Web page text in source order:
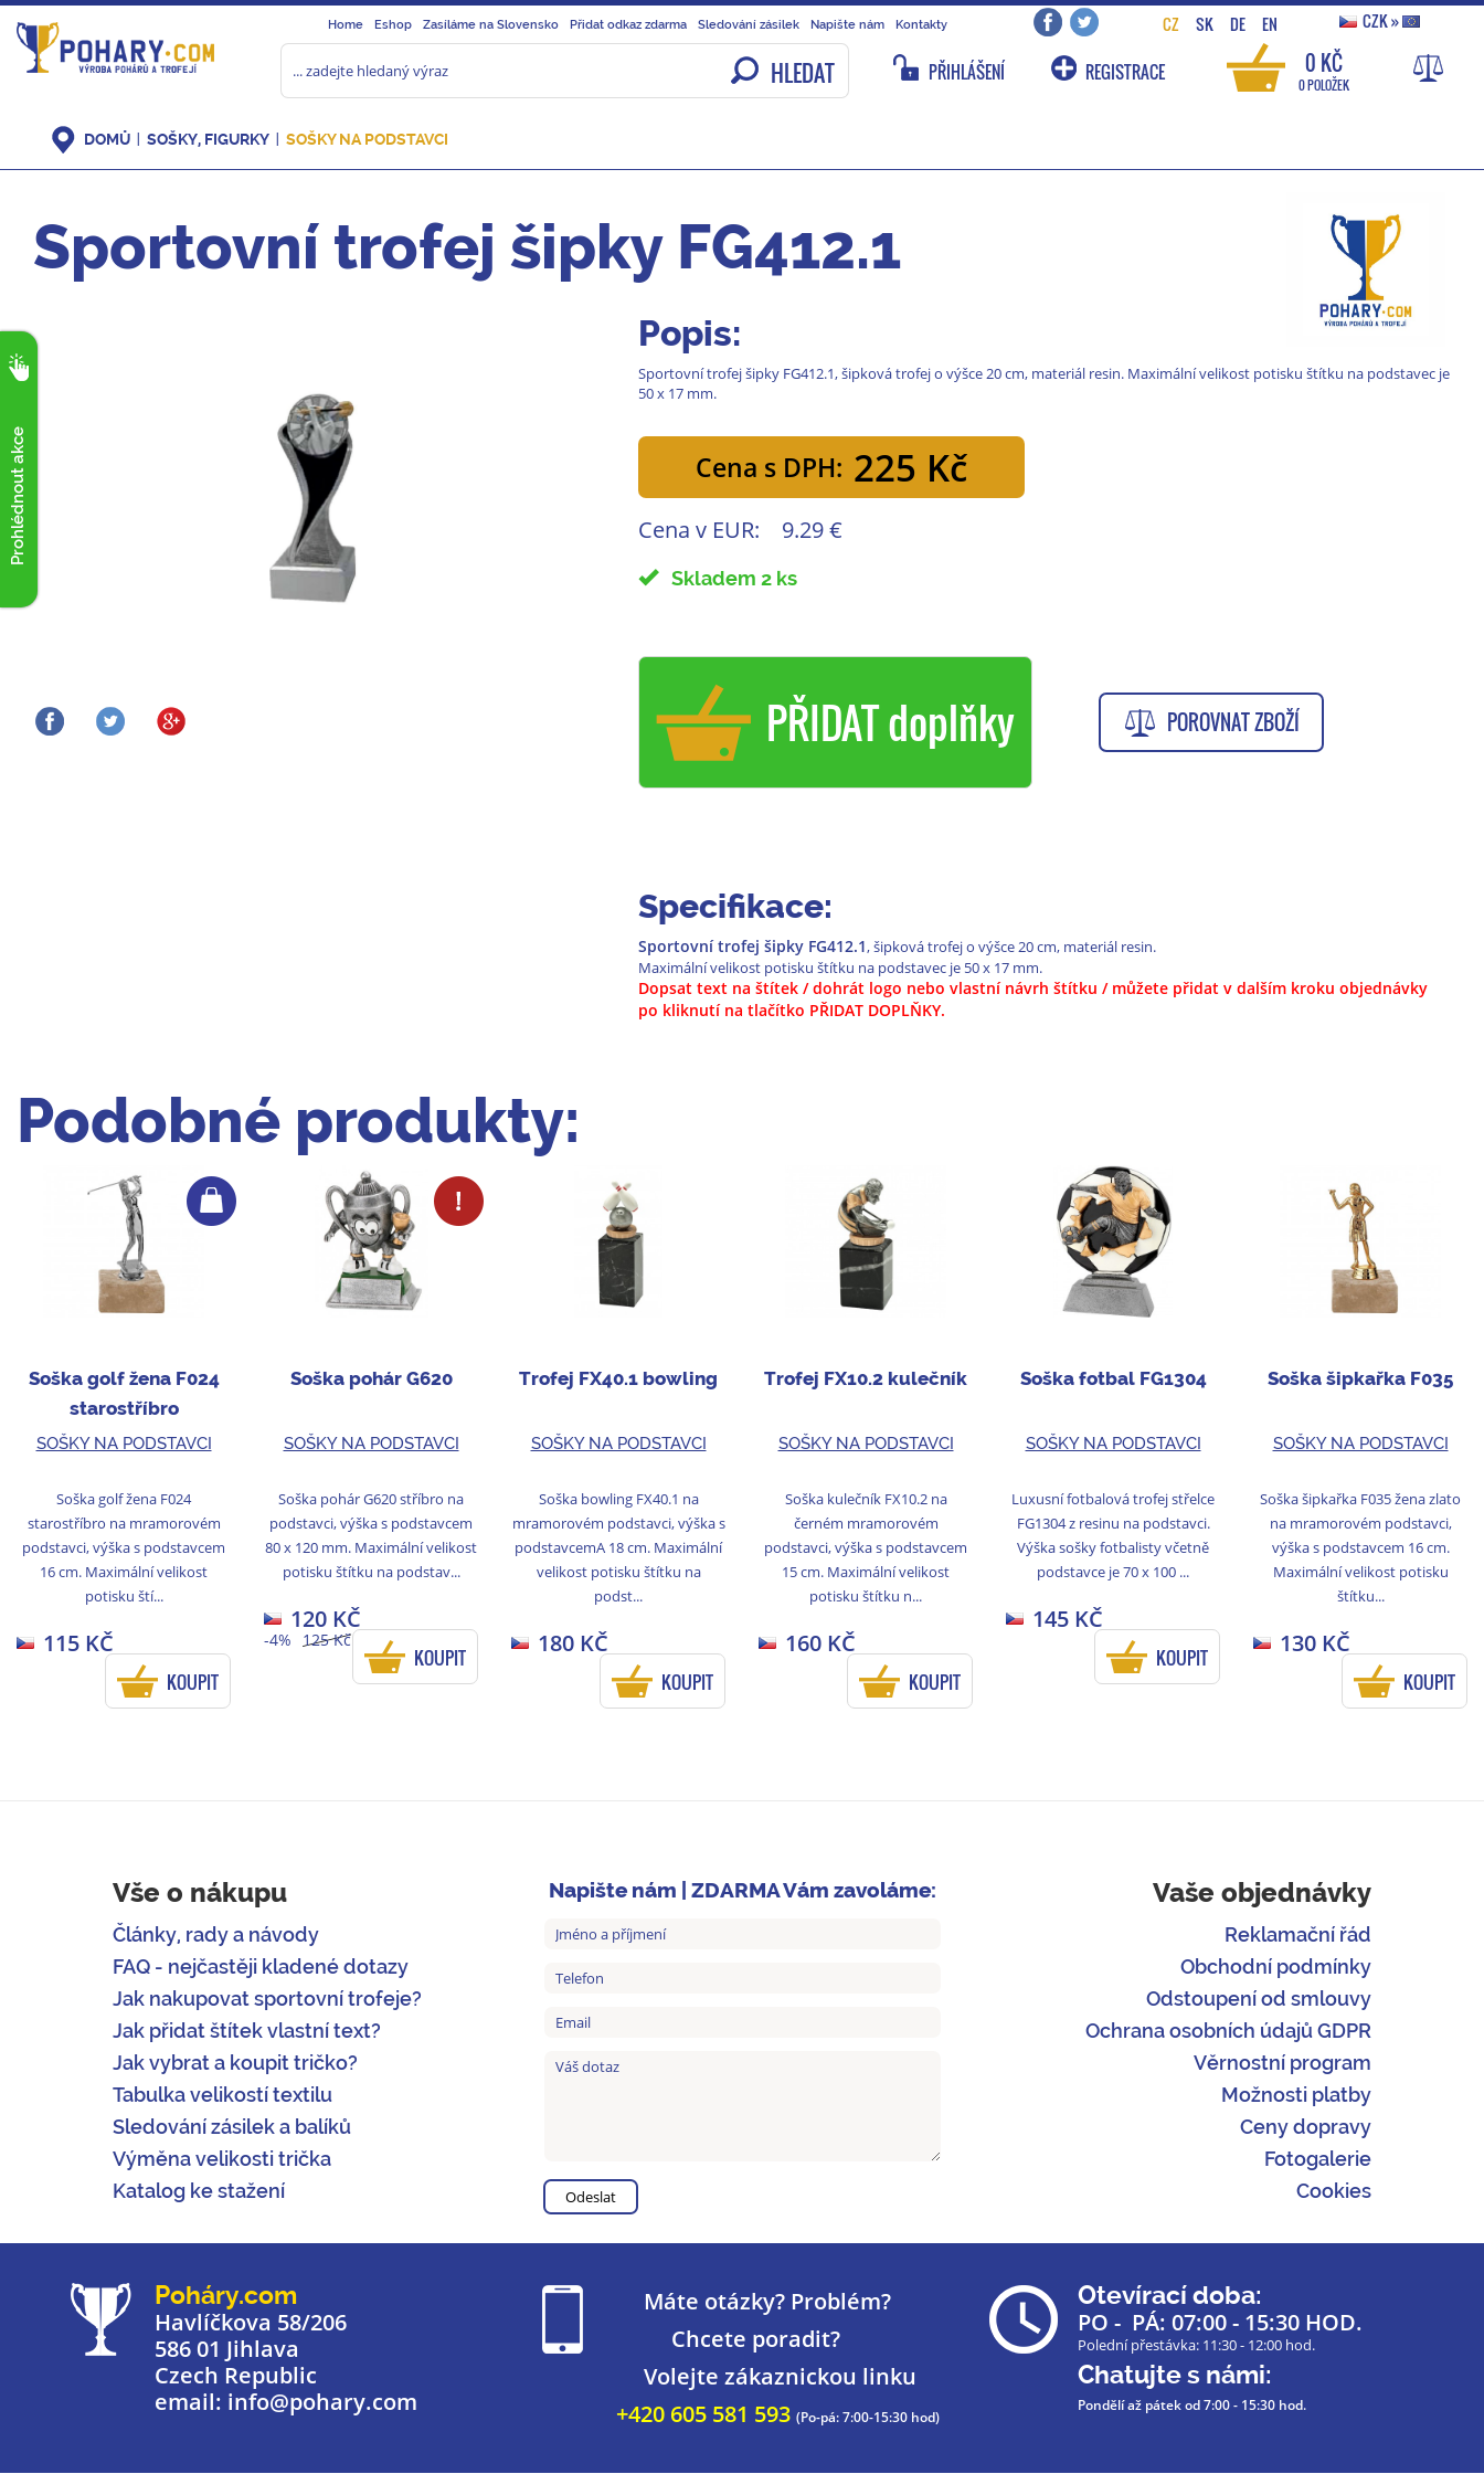
Home Eshop Zasíláme na Slovensko Přidat odkaz zdarma Sledování zásilek Napište nám Kontakty CZ SK DE EN CZK»
HLEDAT PŘIHLÁŠENÍ REGISTRACE 0 KČ
0 POLOŽEK
Prohlédnout akce
DOMŮ SOŠKY, FIGURKY SOŠKY NA PODSTAVCI
Sportovní trofej šipky FG412.1
Popis:
Sportovní trofej šipky FG412.1, šipková trofej o výšce 20 cm, materiál resin. Maximální velikost potisku štítku na podstavec je
50 x 17 mm.
Cena s DPH: 225 Kč
Cena v EUR: 9.29 €
Skladem 2 ks
PŘIDAT doplňky POROVNAT ZBOŽÍ
Specifikace:
Sportovní trofej šipky FG412.1, šipková trofej o výšce 20 cm, materiál resin.
Maximální velikost potisku štítku na podstavec je 50 x 17 mm.
Dopsat text na štítek / dohrát logo nebo vlastní návrh štítku / můžete přidat v dalším kroku objednávky
po kliknutí na tlačítko PŘIDAT DOPLŇKY.
Podobné produkty:
Soška golf žena F024
starostříbro
SOŠKY NA PODSTAVCI
Soška golf žena F024
starostříbro na mramorovém
podstavci, výška s podstavcem
16 cm. Maximální velikost
potisku ští...
115 KČ
KOUPIT
Soška pohár G620
SOŠKY NA PODSTAVCI
Soška pohár G620 stříbro na
podstavci, výška s podstavcem
80 x 120 mm. Maximální velikost
potisku štítku na podstav...
125 Kč
-4%
120 KČ
KOUPIT
Trofej FX40.1 bowling
SOŠKY NA PODSTAVCI
Soška bowling FX40.1 na
mramorovém podstavci, výška s
podstavcemA 18 cm. Maximální
velikost potisku štítku na
podst...
180 KČ
KOUPIT
Trofej FX10.2 kulečník
SOŠKY NA PODSTAVCI
Soška kulečník FX10.2 na
černém mramorovém
podstavci, výška s podstavcem
15 cm. Maximální velikost
potisku štítku n...
160 KČ
KOUPIT
Soška fotbal FG1304
SOŠKY NA PODSTAVCI
Luxusní fotbalová trofej střelce
FG1304 z resinu na podstavci.
Výška sošky fotbalisty včetně
podstavce je 70 x 100 ...
145 KČ
KOUPIT
Soška šipkařka F035
SOŠKY NA PODSTAVCI
Soška šipkařka F035 žena zlato
na mramorovém podstavci,
výška s podstavcem 16 cm.
Maximální velikost potisku
štítku...
130 KČ
KOUPIT
Vše o nákupu
Články, rady a návody
FAQ - nejčastěji kladené dotazy
Jak nakupovat sportovní trofeje?
Jak přidat štítek vlastní text?
Jak vybrat a koupit tričko?
Tabulka velikostí textilu
Sledování zásilek a balíků
Výměna velikosti trička
Katalog ke stažení
Napište nám | ZDARMA Vám zavoláme: Vaše objednávky
Reklamační řád
Obchodní podmínky
Odstoupení od smlouvy
Ochrana osobních údajů GDPR
Věrnostní program
Možnosti platby
Ceny dopravy
Fotogalerie
Cookies
Poháry.com
Havlíčkova 58/206
586 01 Jihlava
Czech Republic
email: info@pohary.com
Máte otázky? Problém?
Chcete poradit?
Volejte zákaznickou linku
+420 605 581 593 (Po-pá: 7:00-15:30 hod)
Otevírací doba:
PO - PÁ: 07:00 - 15:30 HOD.
Polední přestávka: 11:30 - 12:00 hod.
Chatujte s námi:
Pondělí až pátekod 7:00 - 15:30 hod.